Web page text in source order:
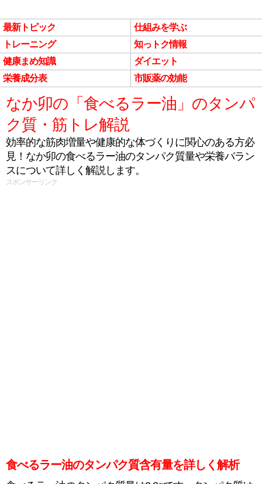
最新トピック
仕組みを学ぶ
トレーニング
知っトク情報
健康まめ知識
ダイエット
栄養成分表
市販薬の効能
なか卯の「食べるラー油」のタンパ
ク質・筋トレ解説
効率的な筋肉増量や健康的な体づくりに関心のある方必
見！なか卯の食べるラー油のタンパク質量や栄養バラン
スについて詳しく解説します。
スポンサーリンク
食べるラー油のタンパク質含有量を詳しく解析